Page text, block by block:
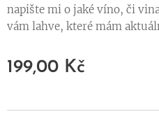
napište mi o jaké víno, či
vám lahve, které mám
199,00 Kč